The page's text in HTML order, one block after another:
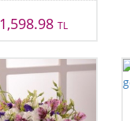
1,598.98TL